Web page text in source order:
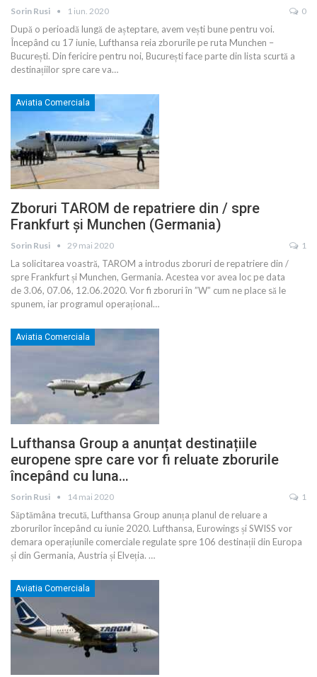
Sorin Rusi 1 iun. 2020 0
După o perioadă lungă de așteptare, avem vești bune pentru voi.
Începând cu 17 iunie, Lufthansa reia zborurile pe ruta Munchen –
București. Din fericire pentru noi, București face parte din lista scurtă a
destinațiilor spre care va…
Aviatia Comerciala
Zboruri TAROM de repatriere din / spre
Frankfurt și Munchen (Germania)
Sorin Rusi 29 mai 2020 1
La solicitarea voastră, TAROM a introdus zboruri de repatriere din /
spre Frankfurt și Munchen, Germania. Acestea vor avea loc pe data
de 3.06, 07.06, 12.06.2020. Vor fi zboruri în ”W” cum ne place să le
spunem, iar programul operațional…
Aviatia Comerciala
Lufthansa Group a anunțat destinațiile
europene spre care vor fi reluate zborurile
începând cu luna…
Sorin Rusi 14 mai 2020 1
Săptămâna trecută, Lufthansa Group anunța planul de reluare a
zborurilor începând cu iunie 2020. Lufthansa, Eurowings și SWISS vor
demara operațiunile comerciale regulate spre 106 destinații din Europa
și din Germania, Austria și Elveția. …
Aviatia Comerciala